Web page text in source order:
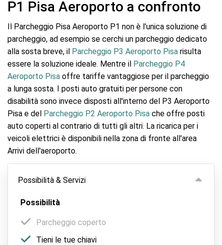
P1 Pisa Aeroporto a confronto
Il Parcheggio Pisa Aeroporto P1 non è l'unica soluzione di
parcheggio, ad esempio se cerchi un parcheggio dedicato
alla sosta breve, il Parcheggio P3 Aeroporto Pisa risulta
essere la soluzione ideale. Mentre il Parcheggio P4
Aeroporto Pisa offre tariffe vantaggiose per il parcheggio
a lunga sosta. I posti auto gratuiti per persone con
disabilità sono invece disposti all'interno del P3 Aeroporto
Pisa e del Parcheggio P2 Aeroporto Pisa che offre posti
auto coperti al contrario di tutti gli altri. La ricarica per i
veicoli elettrici è disponibili nella zona di fronte all'area
Arrivi dell'aeroporto.
Possibilità & Servizi
Possibilità
Parcheggio coperto
Tieni le tue chiavi